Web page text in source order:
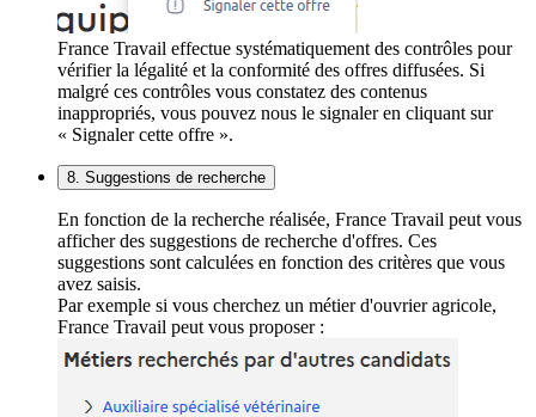
France Travail effectue systématiquement des contrôles pour
vérifier la légalité et la conformité des offres diffusées. Si
malgré ces contrôles vous constatez des contenus
inappropriés, vous pouvez nous le signaler en cliquant sur
« Signaler cette offre ».
8. Suggestions de recherche
En fonction de la recherche réalisée, France Travail peut vous
afficher des suggestions de recherche d'offres. Ces
suggestions sont calculées en fonction des critères que vous
avez saisis.
Par exemple si vous cherchez un métier d'ouvrier agricole,
France Travail peut vous proposer :